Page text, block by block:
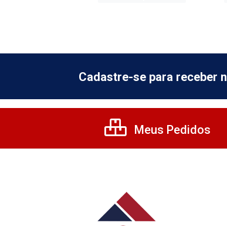
Cadastre-se para receber
Meus Pedidos